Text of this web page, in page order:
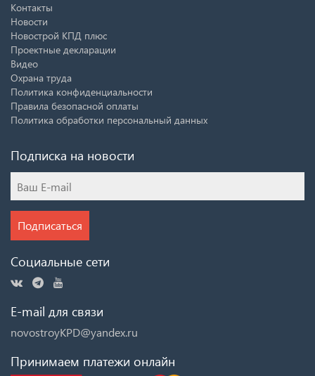
Контакты
Новости
Новострой КПД плюс
Проектные декларации
Видео
Охрана труда
Политика конфиденциальности
Правила безопасной оплаты
Политика обработки персональный данных
Подписка на новости
Подписаться
Социальные сети
E-mail для связи
novostroyKPD@yandex.ru
Принимаем платежи онлайн